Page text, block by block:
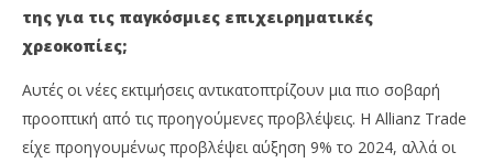
της για τις παγκόσμιες επιχειρηματικές
χρεοκοπίες;
Αυτές οι νέες εκτιμήσεις αντικατοπτρίζουν μια πιο σοβαρή
προοπτική από τις προηγούμενες προβλέψεις. Η Allianz Trade
είχε προηγουμένως προβλέψει αύξηση 9% το 2024, αλλά οι